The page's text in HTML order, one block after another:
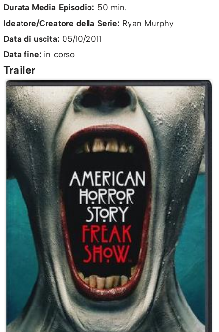
Durata Media Episodio: 50 min.
Ideatore/Creatore della Serie: Ryan Murphy
Data di uscita: 05/10/2011
Data fine: in corso
Trailer